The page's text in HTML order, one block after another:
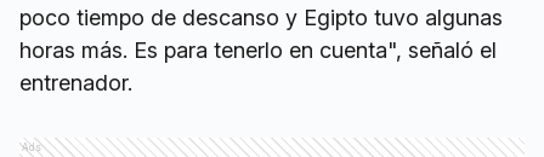
poco tiempo de descanso y Egipto tuvo algunas
horas más. Es para tenerlo en cuenta", señaló el
entrenador.
Ads